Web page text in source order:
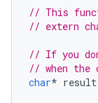
// This
// extern
// If you
// when the
char* result